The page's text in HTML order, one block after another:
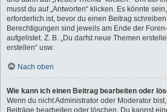
musst du auf „Antworten“ klicken. Es könnte
erforderlich ist, bevor du einen Beitrag
Berechtigungen sind jeweils am Ende der
aufgelistet. Z. B. „Du darfst neue Themen
erstellen“ usw.
Nach oben
Wie kann ich einen Beitrag bearbeiten oder
Wenn du nicht Administrator oder Moderator
Beiträge bearbeiten oder löschen. Du kannst